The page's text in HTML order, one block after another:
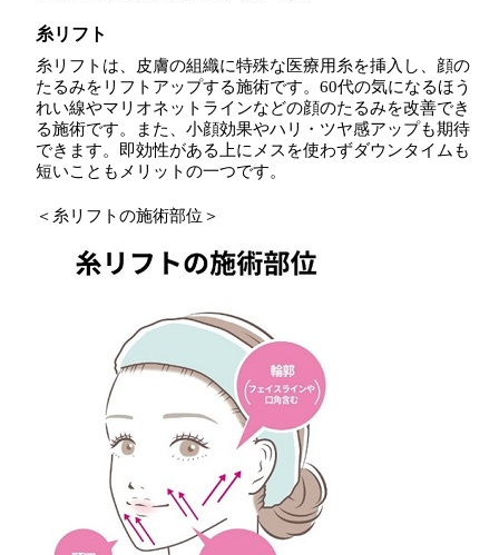
糸リフト
糸リフトは、皮膚の組織に特殊な医療用糸を挿入し、顔の
たるみをリフトアップする施術です。60代の気になるほう
れい線やマリオネットラインなどの顔のたるみを改善でき
る施術です。また、小顔効果やハリ・ツヤ感アップも期待
できます。即効性がある上にメスを使わずダウンタイムも
短いこともメリットの一つです。
＜糸リフトの施術部位＞